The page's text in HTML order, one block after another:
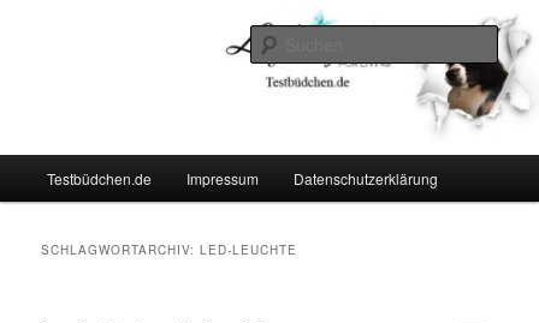
Testbüdchen.de Impressum Datenschutzerklärung
SCHLAGWORTARCHIV:LED-LEUCHTE